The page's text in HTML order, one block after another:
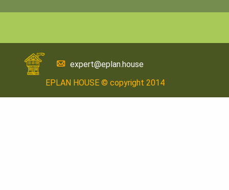
expert@eplan.house
EPLAN HOUSE © copyright 2014